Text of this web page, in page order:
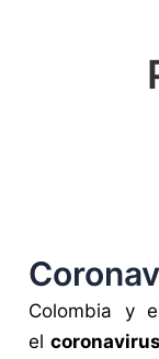
Colombia y
el